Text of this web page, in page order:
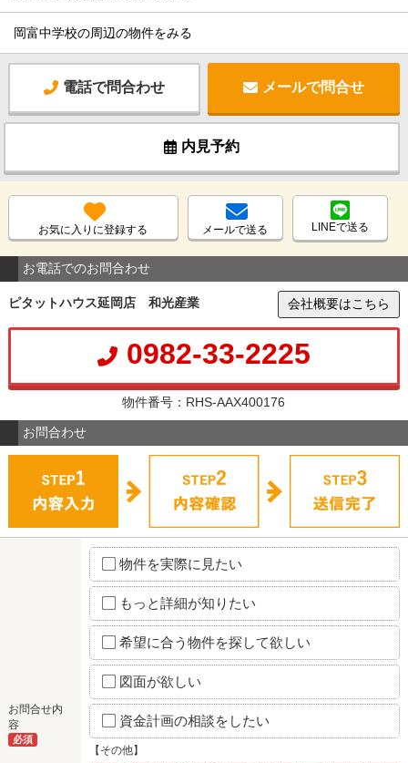
岡富中学校の周辺の物件をみる
電話で問合わせ メールで問合せ
内見予約
お気に入りに登録する メールで送る LINEで送る
お電話でのお問合わせ
ピタットハウス延岡店 和光産業 会社概要はこちら
0982-33-2225
物件番号：RHS-AAX400176
お問合わせ
お問合せ内
容
必須
物件を実際に見たい
もっと詳細が知りたい
希望に合う物件を探して欲しい
図面が欲しい
資金計画の相談をしたい
【その他】